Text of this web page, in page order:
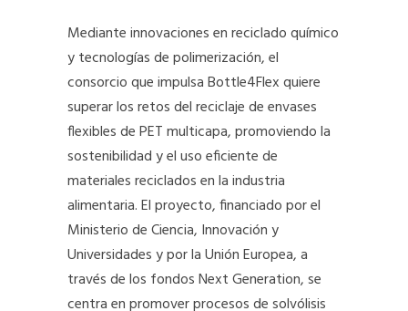
Mediante innovaciones en reciclado químico
y tecnologías de polimerización, el
consorcio que impulsa Bottle4Flex quiere
superar los retos del reciclaje de envases
flexibles de PET multicapa, promoviendo la
sostenibilidad y el uso eficiente de
materiales reciclados en la industria
alimentaria. El proyecto, financiado por el
Ministerio de Ciencia, Innovación y
Universidades y por la Unión Europea, a
través de los fondos Next Generation, se
centra en promover procesos de solvólisis